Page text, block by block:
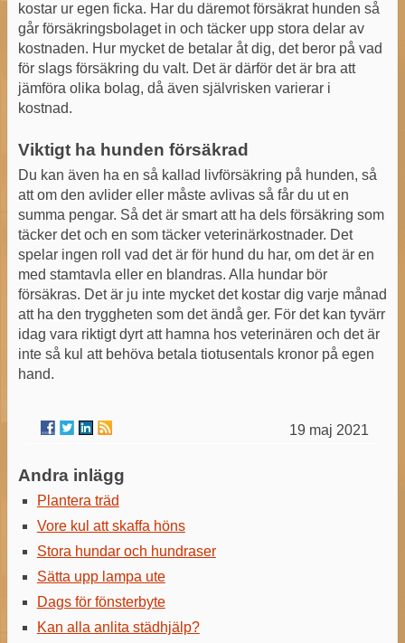
kostar ur egen ficka. Har du däremot försäkrat hunden så
går försäkringsbolaget in och täcker upp stora delar av
kostnaden. Hur mycket de betalar åt dig, det beror på vad
för slags försäkring du valt. Det är därför det är bra att
jämföra olika bolag, då även självrisken varierar i
kostnad.
Viktigt ha hunden försäkrad
Du kan även ha en så kallad livförsäkring på hunden, så
att om den avlider eller måste avlivas så får du ut en
summa pengar. Så det är smart att ha dels försäkring som
täcker det och en som täcker veterinärkostnader. Det
spelar ingen roll vad det är för hund du har, om det är en
med stamtavla eller en blandras. Alla hundar bör
försäkras. Det är ju inte mycket det kostar dig varje månad
att ha den tryggheten som det ändå ger. För det kan tyvärr
idag vara riktigt dyrt att hamna hos veterinären och det är
inte så kul att behöva betala tiotusentals kronor på egen
hand.
19 maj 2021
Andra inlägg
Plantera träd
Vore kul att skaffa höns
Stora hundar och hundraser
Sätta upp lampa ute
Dags för fönsterbyte
Kan alla anlita städhjälp?